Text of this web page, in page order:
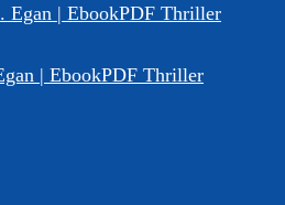
| EbookPDF Thriller